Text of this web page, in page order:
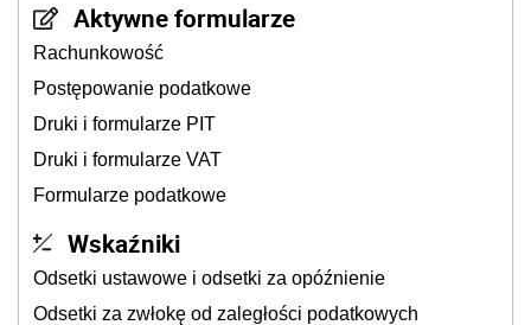
Aktywne formularze
Rachunkowość
Postępowanie podatkowe
Druki i formularze PIT
Druki i formularze VAT
Formularze podatkowe
Wskaźniki
Odsetki ustawowe i odsetki za opóźnienie
Odsetki za zwłokę od zaległości podatkowych